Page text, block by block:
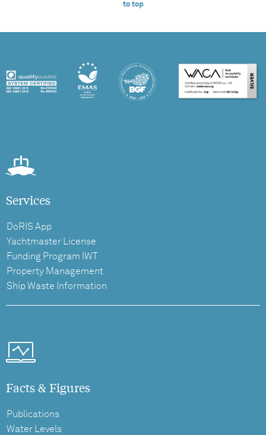
to top
Services
DoRIS App
Yachtmaster License
Funding Program IWT
Property Management
Ship Waste Information
Facts & Figures
Publications
Water Levels